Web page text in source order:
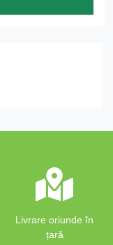
Livrare oriunde în
țară